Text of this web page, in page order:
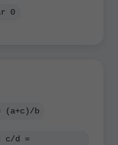
0
(a+c)/b
c/d =